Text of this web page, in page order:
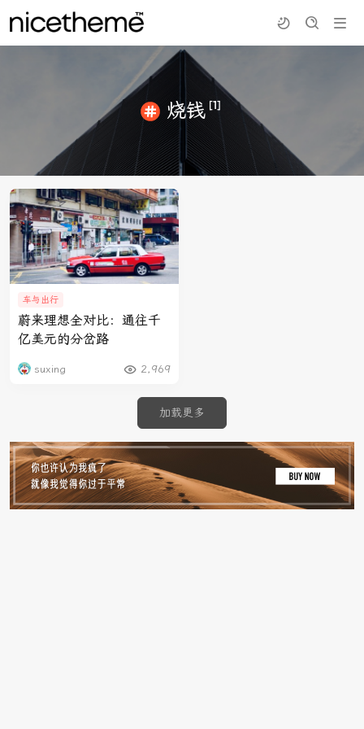
烧钱 [1]
车与出行
蔚来理想全对比：通往千
亿美元的分岔路
suxing 2,969
加载更多